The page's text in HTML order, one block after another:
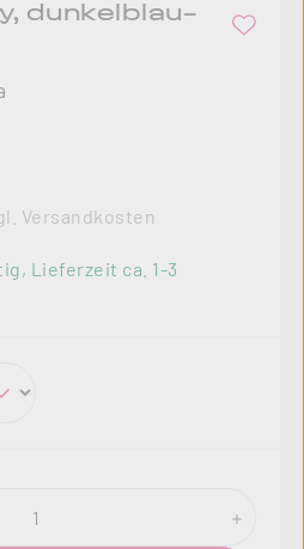
dunkelblau-
Versandkosten
Lieferzeit ca. 1-3
Gib den gewünschten